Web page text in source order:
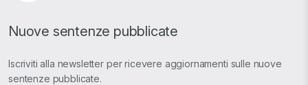
Nuove sentenze pubblicate
Iscriviti alla newsletter per ricevere aggiornamenti sulle nuove
sentenze pubblicate.